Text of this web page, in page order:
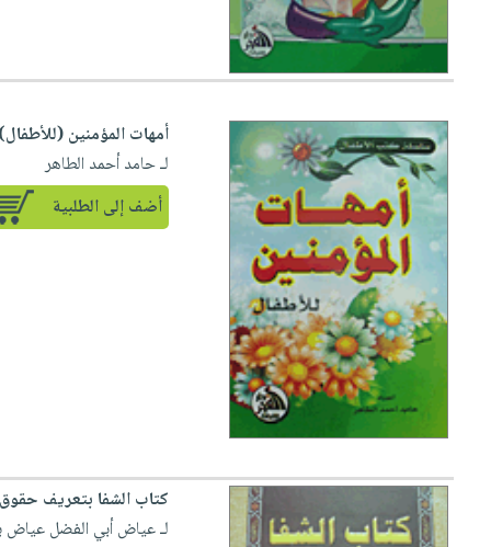
أمهات المؤمنين (للأطفال)
لـ حامد أحمد الطاهر
أضف إلى الطلبية
كتاب الشفا بتعريف
لـ عياض أبي الفضل